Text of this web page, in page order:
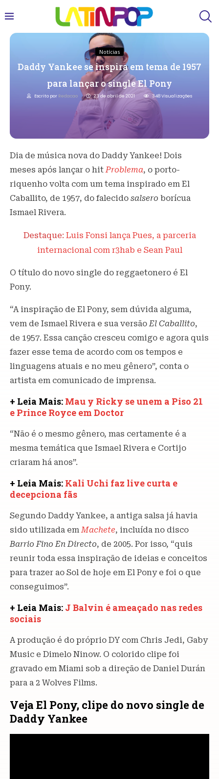
Notícias
Daddy Yankee se inspira em tema de 1957
para lançar o single El Pony
Escrito por Redacao 23 de abril de 2021 348Visualizações
Dia de música nova do Daddy Yankee! Dois
meses após lançar o hit Problema, o porto-
riquenho volta com um tema inspirado em El
Caballito, de 1957, do falecido salsero borícua
Ismael Rivera.
Destaque: Luis Fonsi lança Pues, a parceria
internacional com r3hab e Sean Paul
O título do novo single do reggaetonero é El
Pony.
“A inspiração de El Pony, sem dúvida alguma,
vem de Ismael Rivera e sua versão El Caballito,
de 1957. Essa canção cresceu comigo e agora quis
fazer esse tema de acordo com os tempos e
linguagens atuais e no meu gênero”, conta o
artista em comunicado de imprensa.
+ Leia Mais: Mau y Ricky se unem a Piso 21
e Prince Royce em Doctor
“Não é o mesmo gênero, mas certamente é a
mesma temática que Ismael Rivera e Cortijo
criaram há anos”.
+ Leia Mais: Kali Uchi faz live curta e
decepciona fãs
Segundo Daddy Yankee, a antiga salsa já havia
sido utilizada em Machete, incluída no disco
Barrio Fino En Directo, de 2005. Por isso, “quis
reunir toda essa inspiração de ideias e conceitos
para trazer ao Sol de hoje em El Pony e foi o que
conseguimos”.
+ Leia Mais: J Balvin é ameaçado nas redes
sociais
A produção é do próprio DY com Chris Jedi, Gaby
Music e Dimelo Ninow. O colorido clipe foi
gravado em Miami sob a direção de Daniel Durán
para a 2 Wolves Films.
Veja El Pony, clipe do novo single de
Daddy Yankee